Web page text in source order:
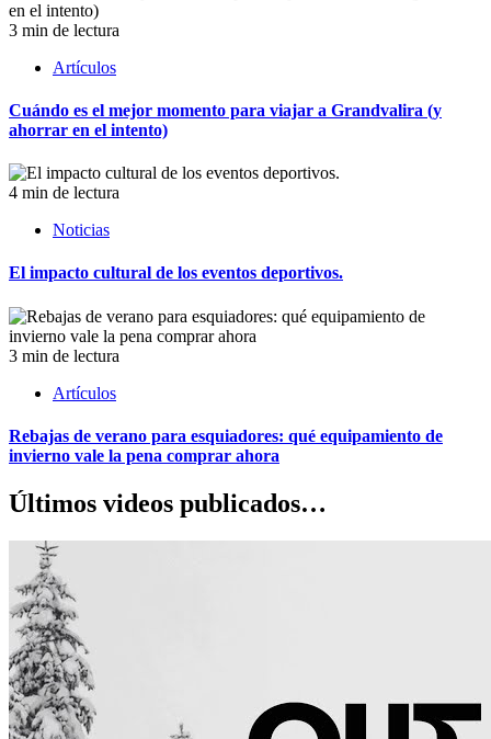
3 min de lectura
Artículos
Cuándo es el mejor momento para viajar a Grandvalira (y
ahorrar en el intento)
4 min de lectura
Noticias
El impacto cultural de los eventos deportivos.
3 min de lectura
Artículos
Rebajas de verano para esquiadores: qué equipamiento de
invierno vale la pena comprar ahora
Últimos videos publicados…